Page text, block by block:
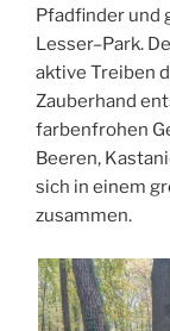
Pfadfinder und
Lesser–Park.
aktive Treiben
Zauberhand
farbenfrohen
Beeren,
sich in einem
zusammen.